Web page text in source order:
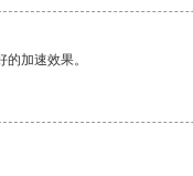
加速效果。